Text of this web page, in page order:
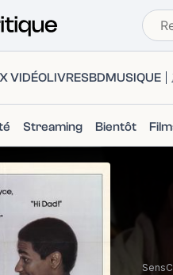
VIDÉOLIVRESBDMUSIQUE
Streaming Bientôt